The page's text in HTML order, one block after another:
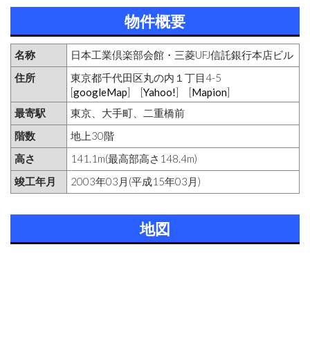
物件概要
名称
日本工業倶楽部会館・三菱UFJ信託銀行本店ビル
住所
東京都千代田区丸の内１丁目4-5
[googleMap] [Yahoo!] [Mapion]
最寄駅
東京、大手町、二重橋前
階数
地上30階
高さ
141.1m(最高部高さ148.4m)
竣工年月
2003年03月(平成15年03月)
地図